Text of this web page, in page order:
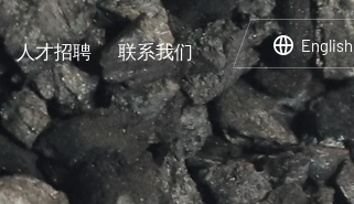
人才招聘 联系我们 English
再生利用
企业文化
企业荣誉
实验设施
碳中和碳达峰
人才政策